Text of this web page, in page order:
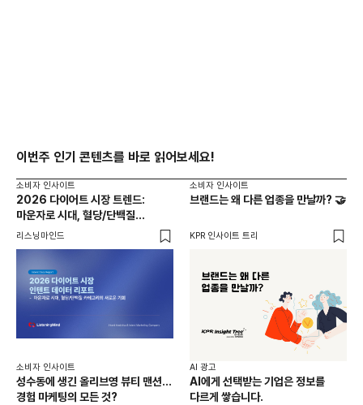
이번주 인기 콘텐츠를 바로 읽어보세요!
소비자 인사이트
2026 다이어트 시장 트렌드:
마운자로 시대, 혈당/단백질
카테고리의 새로운 기회
리스닝마인드
소비자 인사이트
브랜드는 왜 다른 업종을 만날까? 🤝
KPR 인사이트 트리
소비자 인사이트
성수동에 생긴 올리브영 뷰티 맨션...
경험 마케팅의 모든 것?
AI 광고
AI에게 선택받는 기업은 정보를
다르게 쌓습니다.